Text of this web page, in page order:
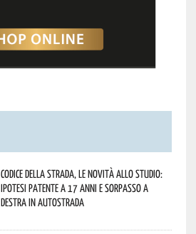
Codice della strada, le novità allo studio:
ipotesi patente a 17 anni e sorpasso a
destra in autostrada